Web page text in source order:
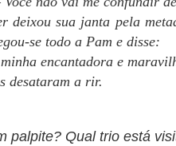
deixou sua janta pela
se todo a Pam e disse:
encantadora e
desataram a rir.
palpite? Qual trio está
no livro 4 continua. Ainda não
bastante trabalho próprio para
títulos de capítulos, a separação
Enfim, escritora trabalhando!
SAIU COM KATE,